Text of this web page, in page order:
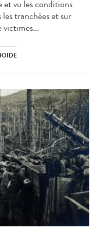
vu les conditions
tranchées et sur
victimes...